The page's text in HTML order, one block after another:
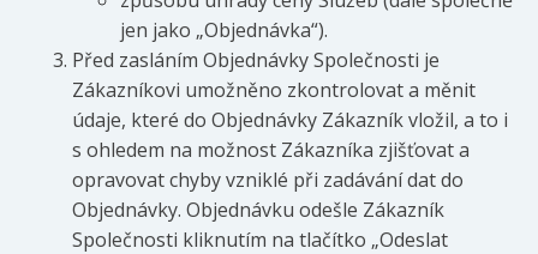
jen jako „Objednávka“).
Před zasláním Objednávky Společnosti je
Zákazníkovi umožněno zkontrolovat a měnit
údaje, které do Objednávky Zákazník vložil, a to i
s ohledem na možnost Zákazníka zjišťovat a
opravovat chyby vzniklé při zadávání dat do
Objednávky. Objednávku odešle Zákazník
Společnosti kliknutím na tlačítko „Odeslat